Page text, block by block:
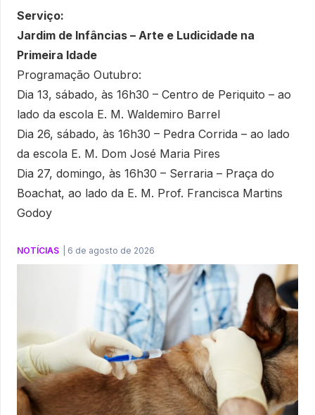
Serviço:
Jardim de Infâncias – Arte e Ludicidade na
Primeira Idade
Programação Outubro:
Dia 13, sábado, às 16h30 – Centro de Periquito – ao
lado da escola E. M. Waldemiro Barrel
Dia 26, sábado, às 16h30 – Pedra Corrida – ao lado
da escola E. M. Dom José Maria Pires
Dia 27, domingo, às 16h30 – Serraria – Praça do
Boachat, ao lado da E. M. Prof. Francisca Martins
Godoy
NOTÍCIAS 6 de agosto de 2026